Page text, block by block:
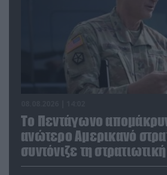
Το Πεντάγωνο
ανώτερο Αμερικανό
συντόνιζε τη
προς την Ουκρανία